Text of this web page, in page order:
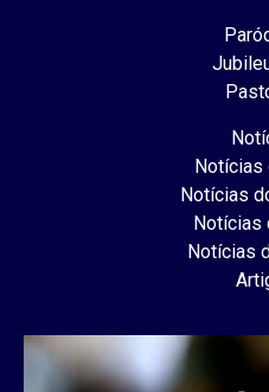
Notícias
Notícias
Notícias
Notícias